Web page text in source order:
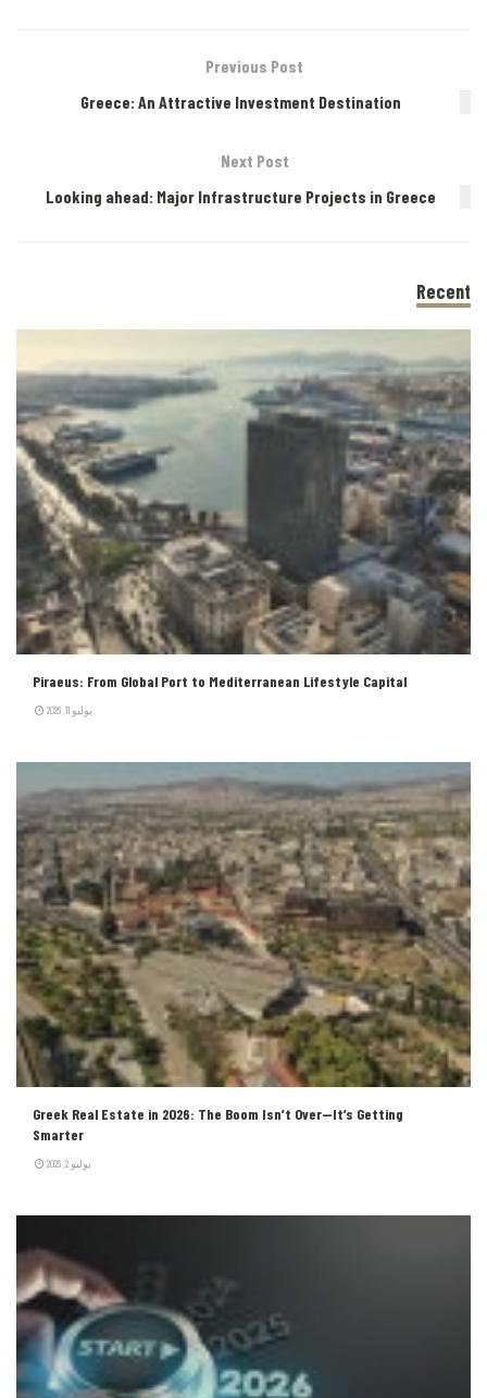
Previous Post
Greece: An Attractive Investment Destination
Next Post
Looking ahead: Major Infrastructure Projects in Greece
Recent
Piraeus: From Global Port to Mediterranean Lifestyle Capital
يوليو 11, 2026
Greek Real Estate in 2026: The Boom Isn’t Over—It’s Getting
Smarter
يوليو 2, 2026